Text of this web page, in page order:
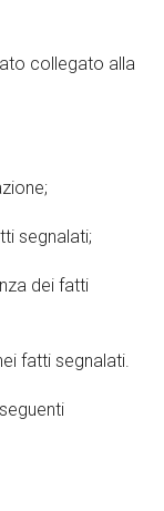
collegato alla
segnalati;
dei fatti
fatti segnalati.